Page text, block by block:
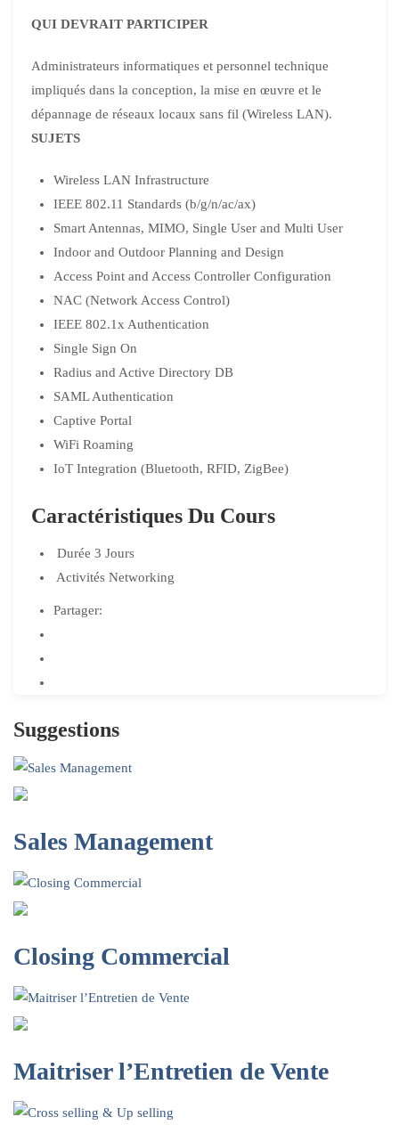
QUI DEVRAIT PARTICIPER
Administrateurs informatiques et personnel technique
impliqués dans la conception, la mise en œuvre et le
dépannage de réseaux locaux sans fil (Wireless LAN).
SUJETS
Wireless LAN Infrastructure
IEEE 802.11 Standards (b/g/n/ac/ax)
Smart Antennas, MIMO, Single User and Multi User
Indoor and Outdoor Planning and Design
Access Point and Access Controller Configuration
NAC (Network Access Control)
IEEE 802.1x Authentication
Single Sign On
Radius and Active Directory DB
SAML Authentication
Captive Portal
WiFi Roaming
IoT Integration (Bluetooth, RFID, ZigBee)
Caractéristiques Du Cours
Durée 3 Jours
Activités Networking
Partager:
Suggestions
Sales Management
Closing Commercial
Maitriser l’Entretien de Vente